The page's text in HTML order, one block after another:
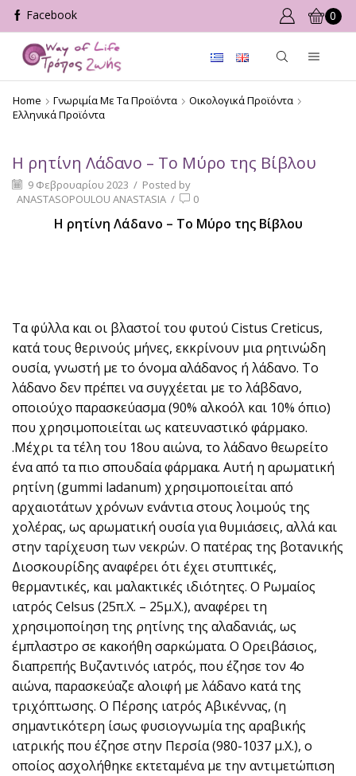
0
Home Γνωριμία Με Τα Προϊόντα
Οικολογικά Προϊόντα
Ελληνικά Προϊόντα
Η ρητίνη Λάδανο – Το Μύρο της Βίβλου
9 Φεβρουαρίου 2023 / Posted by
ANASTASOPOULOU ANASTASIA / 0
Η ρητίνη Λάδανο – Το Μύρο της Βίβλου
Τα φύλλα και οι βλαστοί του φυτού Cistus Creticus,
κατά τους θερινούς μήνες, εκκρίνουν μια ρητινώδη
ουσία, γνωστή με το όνομα αλάδανος ή λάδανο. Το
λάδανο δεν πρέπει να συγχέεται με το λάβδανο,
οποιούχο παρασκεύασμα (90% αλκοόλ και 10% όπιο)
που χρησιμοποιείται ως κατευναστικό φάρμακο.
.Μέχρι τα τέλη του 18ου αιώνα, το λάδανο θεωρείτο
ένα από τα πιο σπουδαία φάρμακα. Αυτή η αρωματική
ρητίνη (gummi ladanum) χρησιμοποιείται από
αρχαιοτάτων χρόνων ενάντια στους λοιμούς της
χολέρας, ως αρωματική ουσία για θυμιάσεις, αλλά και
στην ταρίχευση των νεκρών. Ο πατέρας της βοτανικής
Διοσκουρίδης αναφέρει ότι έχει στυπτικές,
θερμαντικές, και μαλακτικές ιδιότητες. Ο Ρωμαίος
ιατρός Celsus (25π.Χ. – 25μ.Χ.), αναφέρει τη
χρησιμοποίηση της ρητίνης της αλαδανιάς, ως
έμπλαστρο σε κακοήθη σαρκώματα. Ο Ορειβάσιος,
διαπρεπής Βυζαντινός ιατρός, που έζησε τον 4ο
αιώνα, παρασκεύαζε αλοιφή με λάδανο κατά της
τριχόπτωσης. Ο Πέρσης ιατρός Αβικέννας, (η
σημαντικότερη ίσως φυσιογνωμία της αραβικής
ιατρικής που έζησε στην Περσία (980-1037 μ.Χ.), ο
οποίος ασχολήθηκε εκτεταμένα με την αντιμετώπιση